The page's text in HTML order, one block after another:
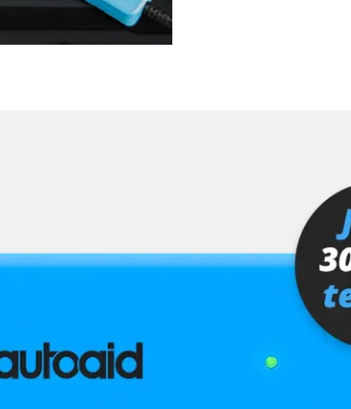
Verfügbarkeit abhängig von Modell, Motorisierung, Ausstattung und Konfiguration